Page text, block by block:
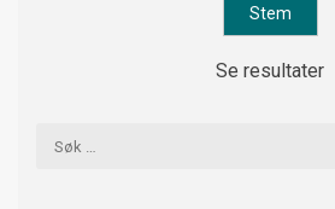
Se resultater